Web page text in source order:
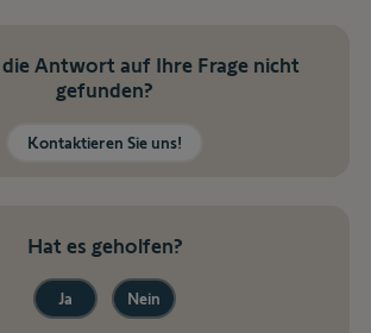
die Antwort auf Ihre Frage nicht
gefunden?
Kontaktieren Sie uns!
Hat es geholfen?
Ja Nein